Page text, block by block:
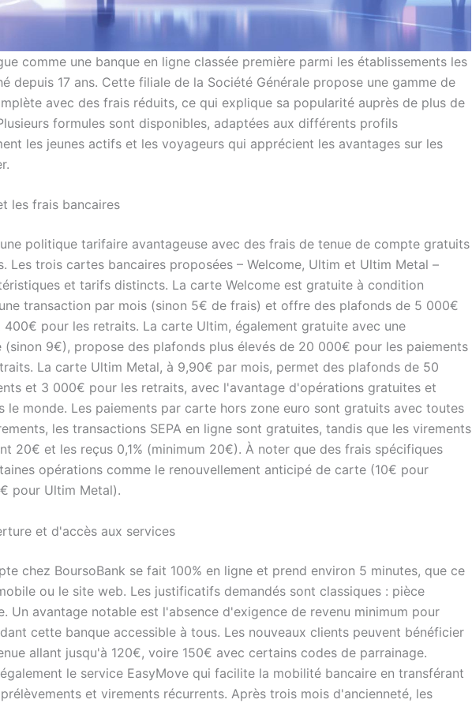
comme une banque en ligne classée première parmi les établissements les
depuis 17 ans. Cette filiale de la Société Générale propose une gamme de
avec des frais réduits, ce qui explique sa popularité auprès de plus de
formules sont disponibles, adaptées aux différents profils
les jeunes actifs et les voyageurs qui apprécient les avantages sur les
les frais bancaires
politique tarifaire avantageuse avec des frais de tenue de compte gratuits
Les trois cartes bancaires proposées – Welcome, Ultim et Ultim Metal –
et tarifs distincts. La carte Welcome est gratuite à condition
transaction par mois (sinon 5€ de frais) et offre des plafonds de 5 000€
400€ pour les retraits. La carte Ultim, également gratuite avec une
(sinon 9€), propose des plafonds plus élevés de 20 000€ pour les paiements
La carte Ultim Metal, à 9,90€ par mois, permet des plafonds de 50
et 3 000€ pour les retraits, avec l'avantage d'opérations gratuites et
le monde. Les paiements par carte hors zone euro sont gratuits avec toutes
les transactions SEPA en ligne sont gratuites, tandis que les virements
20€ et les reçus 0,1% (minimum 20€). À noter que des frais spécifiques
opérations comme le renouvellement anticipé de carte (10€ pour
pour Ultim Metal).
et d'accès aux services
chez BoursoBank se fait 100% en ligne et prend environ 5 minutes, que ce
ou le site web. Les justificatifs demandés sont classiques : pièce
Un avantage notable est l'absence d'exigence de revenu minimum pour
cette banque accessible à tous. Les nouveaux clients peuvent bénéficier
allant jusqu'à 120€, voire 150€ avec certains codes de parrainage.
le service EasyMove qui facilite la mobilité bancaire en transférant
et virements récurrents. Après trois mois d'ancienneté, les